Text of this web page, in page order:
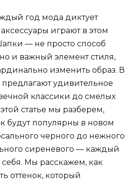
год мода диктует
играют в этом
— не просто способ
и важный элемент стиля,
изменить образ. В
удивительное
классики до смелых
статье мы разберем,
будут популярны в новом
черного до нежного
сиреневого — каждый
себя. Мы расскажем, как
оттенок, который